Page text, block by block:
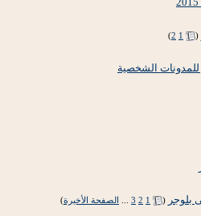
(
1
2
)
(
1
2
3 الصفحة الأخيرة)